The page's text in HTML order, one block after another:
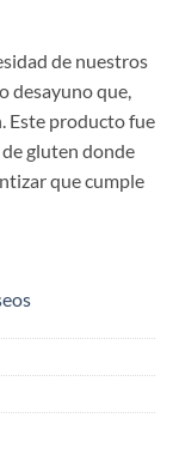
de nuestros
desayuno que,
Este producto fue
gluten donde
que cumple